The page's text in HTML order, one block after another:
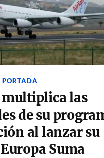
PORTADA
las
de su
al lanzar su
Suma